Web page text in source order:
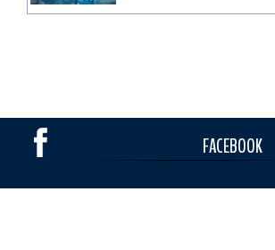
FACEBOOK